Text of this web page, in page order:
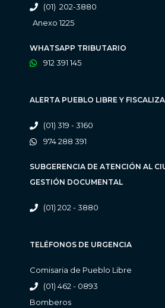
(01) 202-3880
Anexo 1225
WHATSAPP TRIBUTARIO
912 391 145
ALERTA PUEBLO LIBRE Y
(01) 319 - 3160
974 288 391
SUBGERENCIA DE ATENCIÓN AL
GESTIÓN DOCUMENTAL
(01) 202 - 3880
TELÉFONOS DE URGENCIA
Comisaria de Pueblo Libre
(01) 462 - 0893
Bomberos